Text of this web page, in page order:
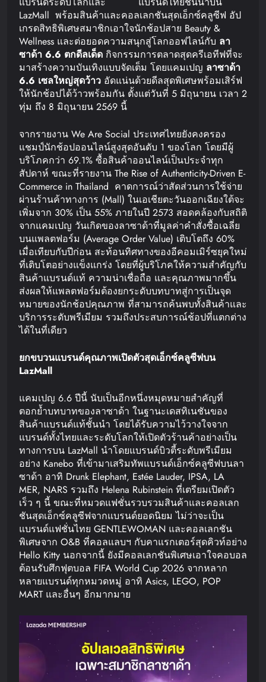
LazMall พร้อมสินค้าและคอลเลกชันสุดเอ็กซ์คลูซีฟ อัป
เกรดสิทธิพิเศษสมาชิกเอาใจนักช้อปสาย Beauty &
Wellness และต่อยอดความสนุกสู่โลกออฟไลน์กับ ลา
ซาด้า 6.6 ตกดีลเด็ด กิจกรรมการตลาดสุดครีเอทีฟที่จะ
มาสร้างความบันเทิงแบบจัดเต็ม โดยแคมเปญ ลาซาด้า
6.6 เซลใหญ่สุดว้าว อัดแน่นด้วยดีลสุดพิเศษพร้อมเสิร์ฟ
ให้นักช้อปได้ว้าวพร้อมกัน ตั้งแต่วันที่ 5 มิถุนายน เวลา 2
ทุ่ม ถึง 8 มิถุนายน 2569 นี้
จากรายงาน We Are Social ประเทศไทยยังคงครอง
แชมป์นักช้อปออนไลน์สูงสุดอันดับ 1 ของโลก โดยมีผู้
บริโภคกว่า 69.1% ซื้อสินค้าออนไลน์เป็นประจำทุก
สัปดาห์ ขณะที่รายงาน The Rise of Authenticity-Driven E-
Commerce in Thailand คาดการณ์ว่าสัดส่วนการใช้จ่าย
ผ่านร้านค้าทางการ (Mall) ในเอเชียตะวันออกเฉียงใต้จะ
เพิ่มจาก 30% เป็น 55% ภายในปี 2573 สอดคล้องกับสถิติ
จากแคมเปญ วันเกิดของลาซาด้าที่มูลค่าคำสั่งซื้อเฉลี่ย
บนแพลตฟอร์ม (Average Order Value) เติบโตถึง 60%
เมื่อเทียบกับปีก่อน สะท้อนทิศทางของอีคอมเมิร์ซยุคใหม่
ที่เติบโตอย่างแข็งแกร่ง โดยที่ผู้บริโภคให้ความสำคัญกับ
สินค้าแบรนด์แท้ ความน่าเชื่อถือ และคุณภาพมากขึ้น
ส่งผลให้แพลตฟอร์มต้องยกระดับบทบาทสู่การเป็นจุด
หมายของนักช้อปคุณภาพ ที่สามารถค้นพบทั้งสินค้าและ
บริการระดับพรีเมียม รวมถึงประสบการณ์ช้อปที่แตกต่าง
ได้ในที่เดียว
ยกขบวนแบรนด์คุณภาพเปิดตัวสุดเอ็กซ์คลูซีฟบน
LazMall
แคมเปญ 6.6 ปีนี้ นับเป็นอีกหนึ่งหมุดหมายสำคัญที่
ตอกย้ำบทบาทของลาซาด้า ในฐานะเดสทิเนชันของ
สินค้าแบรนด์แท้ชั้นนำ โดยได้รับความไว้วางใจจาก
แบรนด์ทั้งไทยและระดับโลกให้เปิดตัวร้านค้าอย่างเป็น
ทางการบน LazMall นำโดยแบรนด์บิวตี้ระดับพรีเมียม
อย่าง Kanebo ที่เข้ามาเสริมทัพแบรนด์เอ็กซ์คลูซีฟบนลา
ซาด้า อาทิ Drunk Elephant, Estée Lauder, IPSA, LA
MER, NARS รวมถึง Helena Rubinstein ที่เตรียมเปิดตัว
เร็ว ๆ นี้ ขณะที่หมวดแฟชั่นรวบรวมสินค้าและคอลเลก
ชันสุดเอ็กซ์คลูซีฟจากแบรนด์ยอดนิยม ไม่ว่าจะเป็น
แบรนด์แฟชั่นไทย GENTLEWOMAN และคอลเลกชัน
พิเศษจาก O&B ที่คอลแลบฯ กับคาแรกเตอร์สุดคิวท์อย่าง
Hello Kitty นอกจากนี้ ยังมีคอลเลกชันพิเศษเอาใจคอบอล
ต้อนรับศึกฟุตบอล FIFA World Cup 2026 จากหลาก
หลายแบรนด์ทุกหมวดหมู่ อาทิ Asics, LEGO, POP
MART และอื่นๆ อีกมากมาย